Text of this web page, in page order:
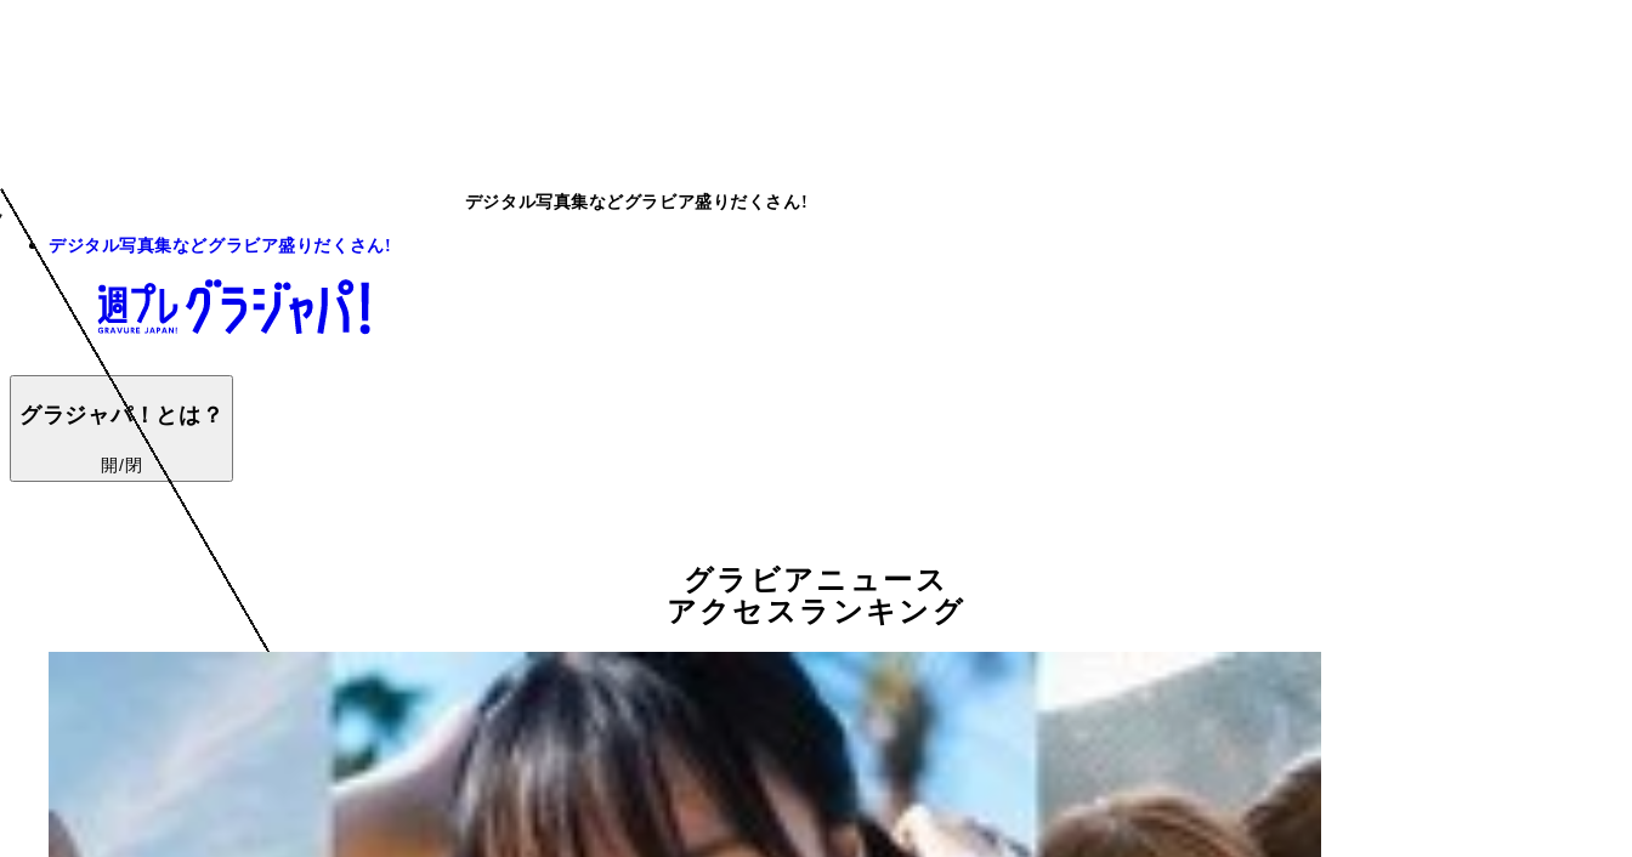
デジタル写真集などグラビア盛りだくさん!
デジタル写真集などグラビア盛りだくさん!
グラジャパ！とは？
開/閉
グラビアニュース
アクセスランキング